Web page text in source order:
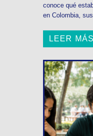
conoce qué
en Colombia,
LEER MÁS